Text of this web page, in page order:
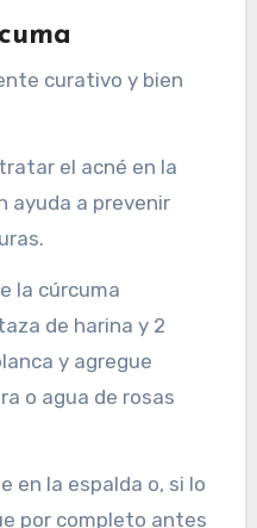
curativo y bien
el acné en la
ayuda a prevenir
la cúrcuma
de harina y 2
y agregue
o agua de rosas
en la espalda o, si lo
por completo antes